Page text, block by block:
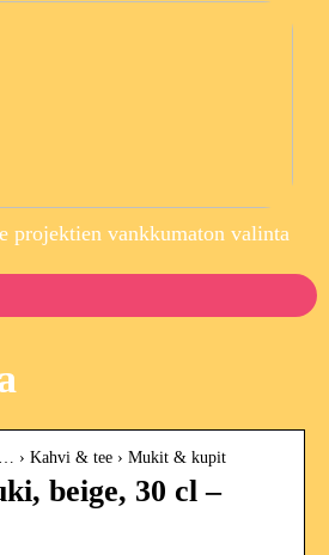
projektien vankkumaton valinta
› Kahvi & tee › Mukit & kupit
beige, 30 cl –